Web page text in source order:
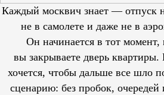
Каждый москвич знает — отпуск
не в самолете и даже не в
Он начинается в тот момент,
вы закрываете дверь квартиры.
хочется, чтобы дальше все шло
сценарию: без пробок, очередей